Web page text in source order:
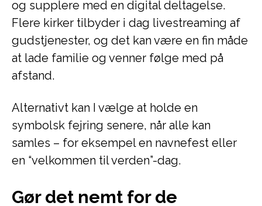
og supplere med en digital deltagelse.
Flere kirker tilbyder i dag livestreaming af
gudstjenester, og det kan være en fin måde
at lade familie og venner følge med på
afstand.
Alternativt kan I vælge at holde en
symbolsk fejring senere, når alle kan
samles – for eksempel en navnefest eller
en “velkommen til verden”-dag.
Gør det nemt for de